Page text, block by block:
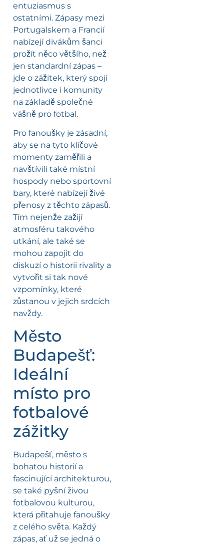
entuziasmus s
ostatními. Zápasy mezi
Portugalskem a Francií
nabízejí divákům šanci
prožít něco většího, než
jen standardní zápas –
jde o zážitek, který spojí
jednotlivce i komunity
na základě společné
vášně pro fotbal.
Pro fanoušky je zásadní,
aby se na tyto klíčové
momenty zaměřili a
navštívili také místní
hospody nebo sportovní
bary, které nabízejí živé
přenosy z těchto zápasů.
Tím nejenže zažijí
atmosféru takového
utkání, ale také se
mohou zapojit do
diskuzí o historii rivality a
vytvořit si tak nové
vzpomínky, které
zůstanou v jejich srdcích
navždy.
Město
Budapešť:
Ideální
místo pro
fotbalové
zážitky
Budapešť, město s
bohatou historií a
fascinující architekturou,
se také pyšní živou
fotbalovou kulturou,
která přitahuje fanoušky
z celého světa. Každý
zápas, ať už se jedná o